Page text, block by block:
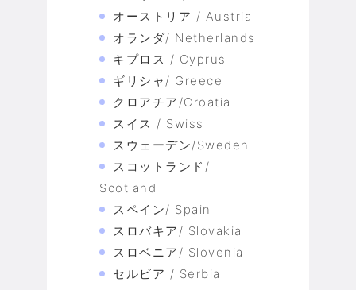
オーストリア / Austria
オランダ/ Netherlands
キプロス / Cyprus
ギリシャ/ Greece
クロアチア/Croatia
スイス / Swiss
スウェーデン/Sweden
スコットランド/
Scotland
スペイン/ Spain
スロバキア/ Slovakia
スロベニア/ Slovenia
セルビア / Serbia